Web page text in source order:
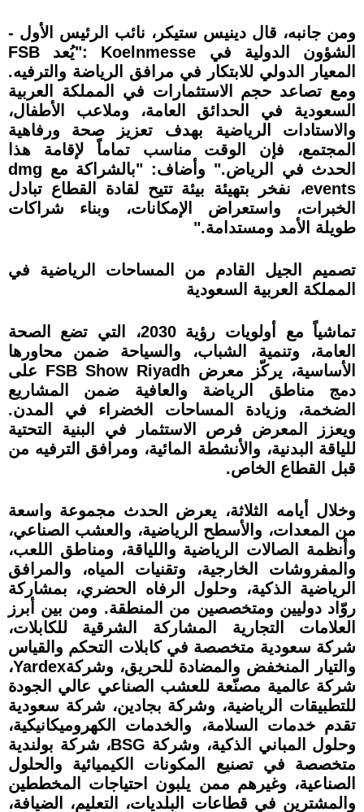
ومن جانبه، قال دينيس ستيكر، نائب الرئيس الأول -
الشؤون الدولية في Koelnmesse :"يُعد FSB
المعيار الدولي للابتكار في مرافق الرياضة والترفيه.
ومع تصاعد حجم الاستثمارات في المملكة العربية
السعودية في الحدائق العامة، وملاعب الأطفال،
والاستادات الرياضية بهدف تعزيز صحة ورفاهية
المجتمع، فإن الوقت مناسب تماماً لإقامة هذا
الحدث في الرياض." وأضاف: "بالشراكة مع dmg
events، نفخر بتهيئة بيئة تتيح لقادة القطاع تبادل
الخبرات، واستعراض الإمكانات، وبناء شراكات
طويلة الأمد ومستدامة."
تصميم الجيل القادم من المساحات الرياضية في
المملكة العربية السعودية
تماشياً مع أولويات رؤية 2030، التي تضع الصحة
العامة، وتنمية الشباب، والسياحة ضمن محاورها
الأساسية، يركّز معرض FSB Show Riyadh على
دمج مناطق الرياضة والعافية ضمن المشاريع
الضخمة، وزيادة المساحات الخضراء في المدن.
ويعزز المعرض فرص الاستثمار في البنية التحتية
للياقة البدنية، والأنشطة المائية، ومرافق الترفيه من
قبل القطاع الخاص.
وخلال أيامه الثلاثة، يعرض الحدث مجموعة واسعة
من المعدات، والأسطح الرياضية، والعشب الصناعي،
وأنظمة الصالات الرياضية واللياقة، ومناطق اللعب،
والمفروشات الخارجية، وتقنيات المياه، والمرافق
الرياضية الذكية، وحلول الرفاه الحضري، بمشاركة
روّاد دوليين ومتخصصين من المنطقة. ومن بين أبرز
العلامات التجارية المشاركة الشرقية للكابلات،
شركة سعودية متخصصة في كابلات التحكم والقياس
والتيار المنخفض والمضادة للحريق، وشركة​Yardex،
شركة عالمية مصنّعة للعشب الصناعي عالي الجودة
للتطبيقات الرياضية، وشركة بجادين، شركة سعودية
تقدم خدمات السلامة، والخدمات الكهروميكانيكية،
وحلول المباني الذكية، وشركة BSG، شركة بولندية
متخصصة في تصنيع المكونات الكيميائية والحلول
الصناعية، وغيرهم ممن يلبون احتياجات المخططين
والمشترين في قطاعات البلديات، التعليم، الضيافة،